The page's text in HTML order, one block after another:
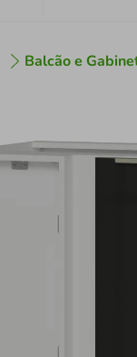
Balcão e